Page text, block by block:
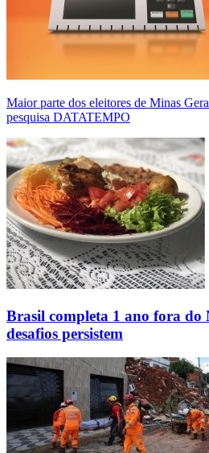
Maior parte dos eleitores de Minas
pesquisa DATATEMPO
Brasil completa 1 ano fora do
desafios persistem